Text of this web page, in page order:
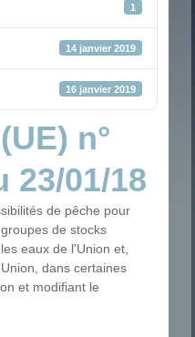
1
14 janvier 2019
16 janvier 2019
n°
23/01/18
de pêche pour
de stocks
eaux de l'Union et,
dans certaines
et modifiant le